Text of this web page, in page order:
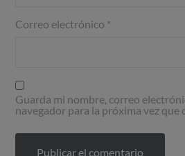
Correo electrónico *
Guarda mi nombre, correo
navegador para la próxima vez que